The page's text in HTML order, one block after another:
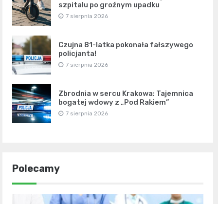
szpitalu po groźnym upadku
7 sierpnia 2026
Czujna 81-latka pokonała fałszywego
policjanta!
7 sierpnia 2026
Zbrodnia w sercu Krakowa: Tajemnica
bogatej wdowy z „Pod Rakiem”
7 sierpnia 2026
Polecamy